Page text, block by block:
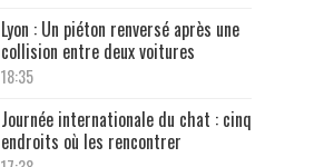
Lyon : Un piéton renversé après une
collision entre deux voitures
18:35
Journée internationale du chat : cinq
endroits où les rencontrer